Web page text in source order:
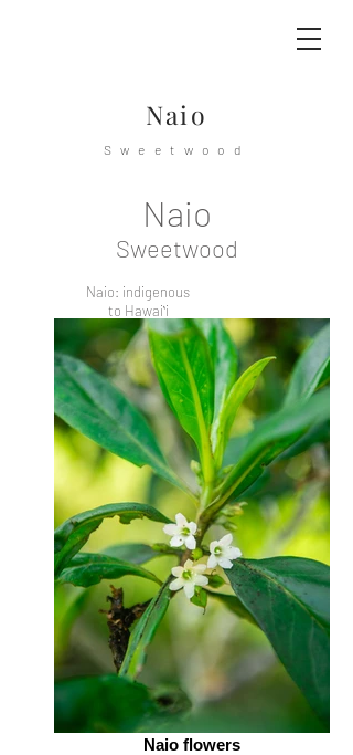
Naio
Sweetwood
Naio
Sweetwood
Naio flowers
Naio: indigenous
to Hawaiʻi